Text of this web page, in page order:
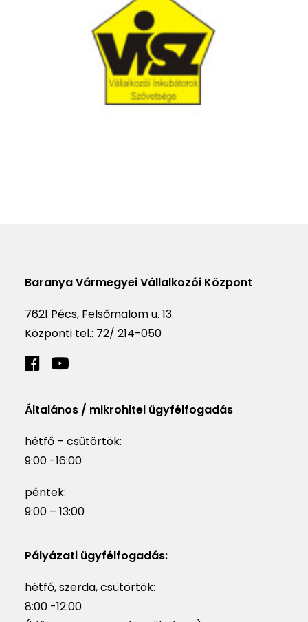
Baranya Vármegyei Vállalkozói Központ
7621 Pécs, Felsőmalom u. 13.
Központi tel.: 72/ 214-050
Általános / mikrohitel ügyfélfogadás
hétfő – csütörtök:
9:00 -16:00
péntek:
9:00 – 13:00
Pályázati ügyfélfogadás:
hétfő, szerda, csütörtök:
8:00 -12:00